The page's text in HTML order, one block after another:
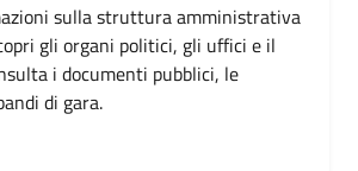
sulla struttura amministrativa
gli organi politici, gli uffici e il
i documenti pubblici, le
di gara.